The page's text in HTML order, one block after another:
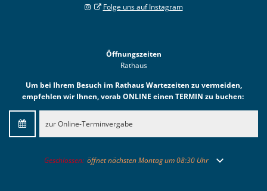
Folge uns auf Instagram
Öffnungszeiten
Rathaus
Um bei Ihrem Besuch im Rathaus Wartezeiten zu vermeiden,
empfehlen wir Ihnen, vorab ONLINE einen TERMIN zu buchen:
zur Online-Terminvergabe
Klicken, um weitere Öffnungs- oder Schließzeiten auszublenden
Geschlossen: öffnet nächsten Montag um 08:30 Uhr